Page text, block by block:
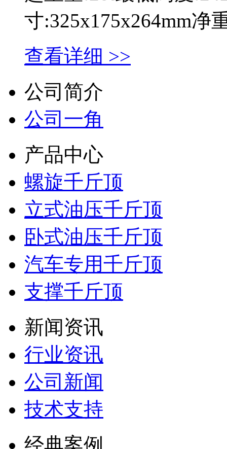
寸:325x175x264mm
查看详细 >>
公司简介
公司一角
产品中心
螺旋千斤顶
立式油压千斤顶
卧式油压千斤顶
汽车专用千斤顶
支撑千斤顶
新闻资讯
行业资讯
公司新闻
技术支持
经典案例